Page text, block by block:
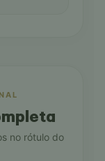
no rótulo do